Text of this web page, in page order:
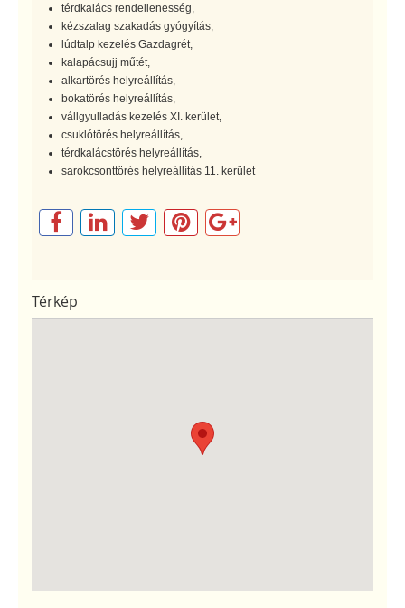
térdkalács rendellenesség,
kézszalag szakadás gyógyítás,
lúdtalp kezelés Gazdagrét,
kalapácsujj műtét,
alkartörés helyreállítás,
bokatörés helyreállítás,
vállgyulladás kezelés XI. kerület,
csuklótörés helyreállítás,
térdkalácstörés helyreállítás,
sarokcsonttörés helyreállítás 11. kerület
Térkép